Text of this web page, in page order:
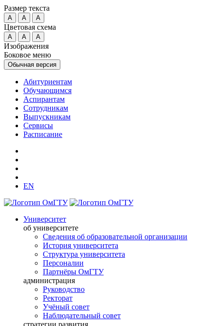
Размер текста
A A A
Цветовая схема
A A A
Изображения
Боковое меню
Обычная версия
Абитуриентам
Обучающимся
Аспирантам
Сотрудникам
Выпускникам
Сервисы
Расписание
EN
Университет
об университете
Сведения об образовательной организации
История университета
Структура университета
Персоналии
Партнёры ОмГТУ
администрация
Руководство
Ректорат
Учёный совет
Наблюдательный совет
стратегии развития